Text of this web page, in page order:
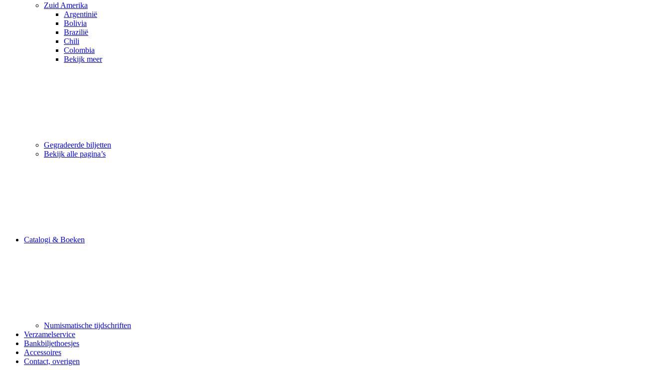
Zuid Amerika
Argentinië
Bolivia
Brazilië
Chili
Colombia
Bekijk meer
Gegradeerde biljetten
Bekijk alle pagina’s
Catalogi & Boeken
Numismatische tijdschriften
Verzamelservice
Bankbiljethoesjes
Accessoires
Contact, overigen